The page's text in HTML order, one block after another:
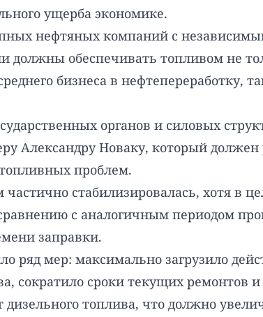
ущерба экономике.
нефтяных компаний с
обеспечивать топливом не
бизнеса в нефтепереработку,
органов и силовых
Александру Новаку, который
проблем.
стабилизировалась, хотя в
с аналогичным периодом
заправки.
ряд мер: максимально загрузило
сократило сроки текущих ремонтов
дизельного топлива, что должно